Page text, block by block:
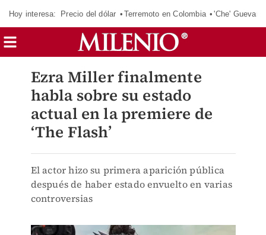
Hoy interesa: Precio del dólar Terremoto en Colombia 'Che' Guevara
Ezra Miller finalmente
habla sobre su estado
actual en la premiere de
‘The Flash’
El actor hizo su primera aparición pública
después de haber estado envuelto en varias
controversias